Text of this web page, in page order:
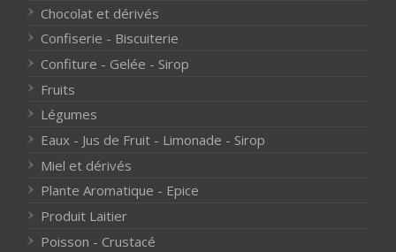
Chocolat et dérivés
Confiserie - Biscuiterie
Confiture - Gelée - Sirop
Fruits
Légumes
Eaux - Jus de Fruit - Limonade - Sirop
Miel et dérivés
Plante Aromatique - Epice
Produit Laitier
Poisson - Crustacé